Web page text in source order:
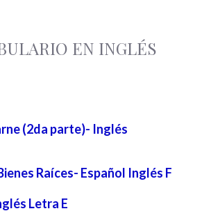
EN INGLÉS
(2da parte)- Inglés
Raíces- Español Inglés F
Letra E